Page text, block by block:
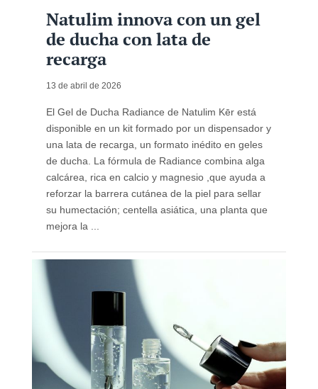
Natulim innova con un gel
de ducha con lata de
recarga
13 de abril de 2026
El Gel de Ducha Radiance de Natulim Kēr está
disponible en un kit formado por un dispensador y
una lata de recarga, un formato inédito en geles
de ducha. La fórmula de Radiance combina alga
calcárea, rica en calcio y magnesio ,que ayuda a
reforzar la barrera cutánea de la piel para sellar
su humectación; centella asiática, una planta que
mejora la ...